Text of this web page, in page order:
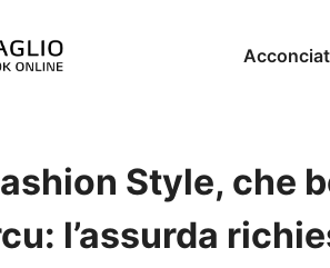
Style, che
l’assurda